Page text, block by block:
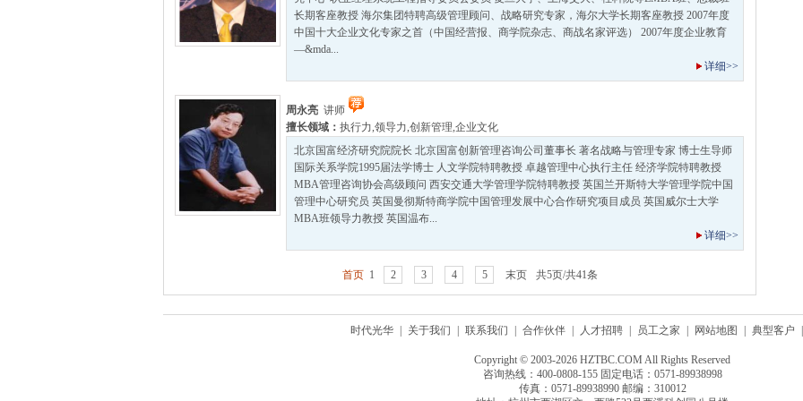
长期客座教授 海尔集团特聘高级管理顾问、战略研究专家，海尔大学长期客座教授 2007年度
中国十大企业文化专家之首（中国经营报、商学院杂志、商战名家评选） 2007年度企业教育
—&mda...
详细>>
周永亮 讲师
擅长领域： 执行力,领导力,创新管理,企业文化
北京国富经济研究院院长 北京国富创新管理咨询公司董事长 著名战略与管理专家 博士生导师
国际关系学院1995届法学博士 人文学院特聘教授 卓越管理中心执行主任 经济学院特聘教授
MBA管理咨询协会高级顾问 西安交通大学管理学院特聘教授 英国兰开斯特大学管理学院中国
管理中心研究员 英国曼彻斯特商学院中国管理发展中心合作研究项目成员 英国威尔士大学
MBA班领导力教授 英国温布...
详细>>
首页 1 2 3 4 5 末页 共5页/共41条
时代光华 关于我们 联系我们 合作伙伴 人才招聘 员工之家 网站地图 典型客户
Copyright © 2003-2026 HZTBC.COM All Rights Reserved
咨询热线：400-0808-155 固定电话：0571-89938998
传真：0571-89938990 邮编：310012